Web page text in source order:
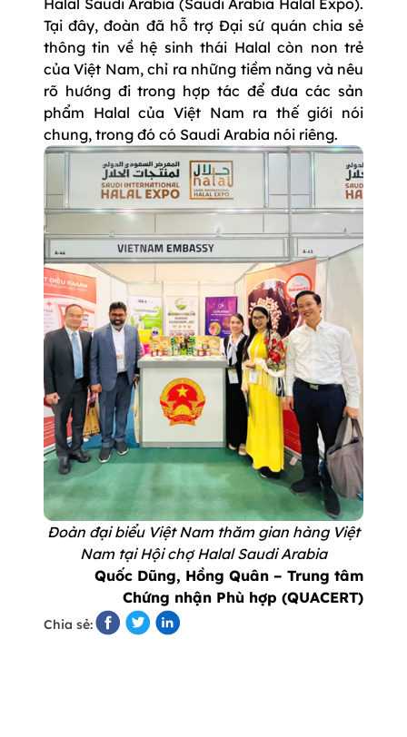
Tại đây, đoàn đã hỗ trợ Đại sứ quán chia sẻ
thông tin về hệ sinh thái Halal còn non trẻ
của Việt Nam, chỉ ra những tiềm năng và nêu
rõ hướng đi trong hợp tác để đưa các sản
phẩm Halal của Việt Nam ra thế giới nói
chung, trong đó có Saudi Arabia nói riêng.
Đoàn đại biểu Việt Nam thăm gian hàng Việt
Nam tại Hội chợ Halal Saudi Arabia
Quốc Dũng, Hồng Quân – Trung tâm
Chứng nhận Phù hợp (QUACERT)
Chia sẻ: